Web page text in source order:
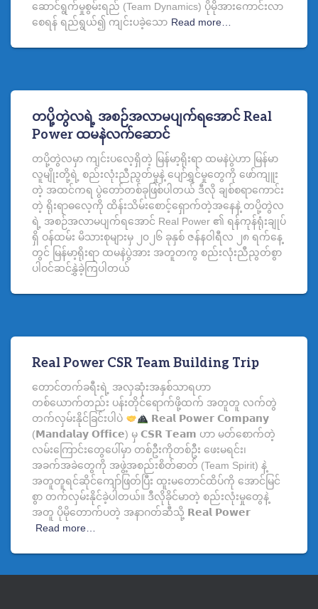
ဆောင်ရွက်မှုစွမ်းရည် (Team Dynamics) ပိုမိုအားကောင်းလာ
စေရန် ရည်ရွယ်၍ ကျင်းပခဲ့သော Read more…
တပို့တွဲလရဲ့ အစဉ်အလာမပျက်ရအောင် Real
Power ထမနဲလက်ဆောင်
တပို့တွဲလမှာ ကျင်းပလေ့ရှိတဲ့ မြန်မာ့ရိုးရာ ထမနဲပွဲဟာ မြန်မာ
လူမျိုးတို့ရဲ့ စည်းလုံးညီညွတ်မှုနဲ့ ပျော်ရွှင်မှုတွေကို ဖော်ကျူး
တဲ့ အထင်ကရ ပွဲ‌တော်တစ်ခုဖြစ်ပါတယ် ဒီလို ချစ်စရာကောင်း
တဲ့ ရိုးရာဓလေ့ကို ထိန်းသိမ်းစောင့်ရှောက်တဲ့အနေနဲ့ တပို့တွဲလ
ရဲ့ အစဉ်အလာမပျက်ရအောင် Real Power ၏ ရန်ကုန်ရုံးချုပ်
ရှိ ဝန်ထမ်း မိသားစုများမှ ၂၀၂၆ ခုနှစ် ဇန်နဝါရီလ ၂၈ ရက်နေ့
တွင် မြန်မာ့ရိုးရာ ထမနဲပွဲအား အတူတကွ စည်းလုံးညီညွတ်စွာ
ပါဝင်ဆင်နွှဲခဲ့ကြပါတယ်
Real Power CSR Team Building Trip
တောင်တက်ခရီးရဲ့ အလှဆုံးအနှစ်သာရဟာ
တစ်ယောက်တည်း ပန်းတိုင်ရောက်ဖို့ထက် အတူတူ လက်တွဲ
တက်လှမ်းနိုင်ခြင်းပါပဲ
𝗥𝗲𝗮𝗹 𝗣𝗼𝘄𝗲𝗿 𝗖𝗼𝗺𝗽𝗮𝗻𝘆
(𝗠𝗮𝗻𝗱𝗮𝗹𝗮𝘆 𝗢𝗳𝗳𝗶𝗰𝗲) မှ 𝗖𝗦𝗥 𝗧𝗲𝗮𝗺 ဟာ မတ်စောက်တဲ့
လမ်းကြောင်းတွေပေါ်မှာ တစ်ဦးကိုတစ်ဦး ဖေးမရင်း၊
အခက်အခဲတွေကို အဖွဲ့အစည်းစိတ်ဓာတ် (Team Spirit) နဲ့
အတူတူရင်ဆိုင်ကျော်ဖြတ်ပြီး ထူးမတောင်ထိပ်ကို အောင်မြင်
စွာ တက်လှမ်းနိုင်ခဲ့ပါတယ်။ ဒီလိုခိုင်မာတဲ့ စည်းလုံးမှုတွေနဲ့
အတူ ပိုမိုတောက်ပတဲ့ အနာဂတ်ဆီသို့ 𝗥𝗲𝗮𝗹 𝗣𝗼𝘄𝗲𝗿
Read more…